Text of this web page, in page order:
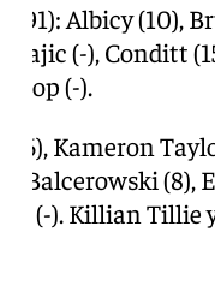
(91): Albicy (10),
(-), Conditt
Diop (-).
(6), Kameron
Balcerowski
(-). Killian